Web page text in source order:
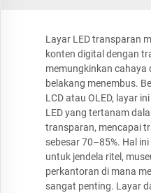
Layar LED transparan
konten digital dengan
memungkinkan
belakang menembus.
LCD atau OLED, layar
LED yang tertanam
transparan, mencapai
sebesar 70–85%. Hal
untuk jendela ritel,
perkantoran di mana
sangat penting. Layar